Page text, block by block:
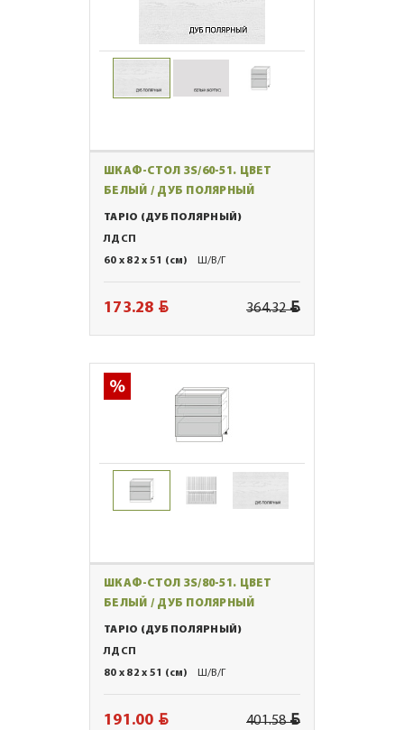
ШКАФ-СТОЛ 3S/60-51. ЦВЕТ
БЕЛЫЙ / ДУБ ПОЛЯРНЫЙ
TAPIO (ДУБ ПОЛЯРНЫЙ)
ЛДСП
60 x 82 x 51 (см)
Ш/В/Г
173.28 BYN 364.32BYN
ШКАФ-СТОЛ 3S/80-51. ЦВЕТ
БЕЛЫЙ / ДУБ ПОЛЯРНЫЙ
TAPIO (ДУБ ПОЛЯРНЫЙ)
ЛДСП
80 x 82 x 51 (см)
Ш/В/Г
191.00 BYN 401.58BYN